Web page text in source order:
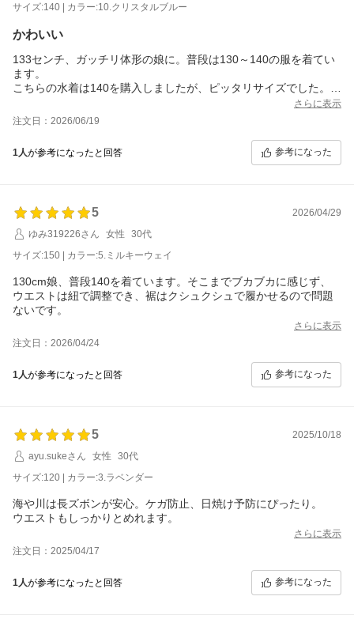
サイズ:140 | カラー:10.クリスタルブルー
かわいい
133センチ、ガッチリ体形の娘に。普段は130～140の服を着てい
ます。
こちらの水着は140を購入しましたが、ピッタリサイズでした。来
年も使うことを考えたら、ワンサイズ上でも良かったのかな？と
も思いますが、ワンサイズ上だと足元に余りが出そうです。ギリ
ギリ来年も着られそうな気はします。
水着の下には、水着インナー用の下着を着せました。インナーは
履いた方が良さそうです。
さらに表示
注文日：2026/06/19
1人が参考になったと回答 参考になった
5
2026/04/29
ゆみ319226さん
女性
30代
サイズ:150 | カラー:5.ミルキーウェイ
130cm娘、普段140を着ています。そこまでブカブカに感じず、
ウエストは紐で調整でき、裾はクシュクシュで履かせるので問題
ないです。
さらに表示
注文日：2026/04/24
1人が参考になったと回答 参考になった
5
2025/10/18
ayu.sukeさん
女性
30代
サイズ:120 | カラー:3.ラベンダー
海や川は長ズボンが安心。ケガ防止、日焼け予防にぴったり。
ウエストもしっかりとめれます。
さらに表示
注文日：2025/04/17
1人が参考になったと回答 参考になった